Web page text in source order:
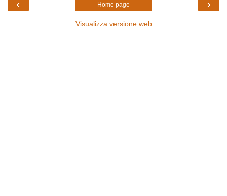
‹ ›
Home page
Visualizza versione web